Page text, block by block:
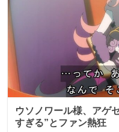
ウソノワール様、アゲ
すぎる”とファン熱狂